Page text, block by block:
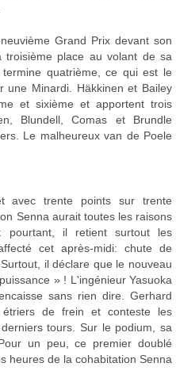
Grand Prix devant son
troisième place au volant de sa
quatrième, ce qui est le
une Minardi. Häkkinen et Bailey
et sixième et apportent trois
Blundell, Comas et Brundle
Le malheureux van de Poele
avec trente points sur trente
Senna aurait toutes les raisons
pourtant, il retient surtout les
cet après-midi: chute de
il déclare que le nouveau
» ! L'ingénieur Yasuoka
sans rien dire. Gerhard
de frein et conteste les
tours. Sur le podium, sa
un peu, ce premier doublé
heures de la cohabitation Senna